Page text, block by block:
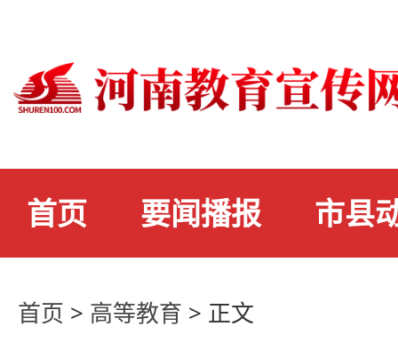
首页 要闻播报 市县
首页 > 高等教育 > 正文